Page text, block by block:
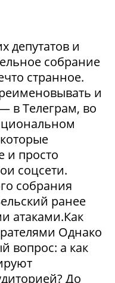
депутатов и
собрание
странное.
и
в Телеграм, во
и просто
соцсети.
собрания
ранее
атаками.Как
Однако
вопрос: а как
До